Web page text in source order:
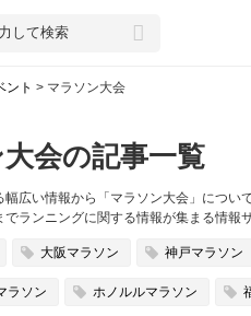
ント > マラソン大会
会の記事一覧
幅広い情報から「マラソン大会」につ
でランニングに関する情報が集まる情報
大阪マラソン 神戸マラソン
ラソン ホノルルマラソン